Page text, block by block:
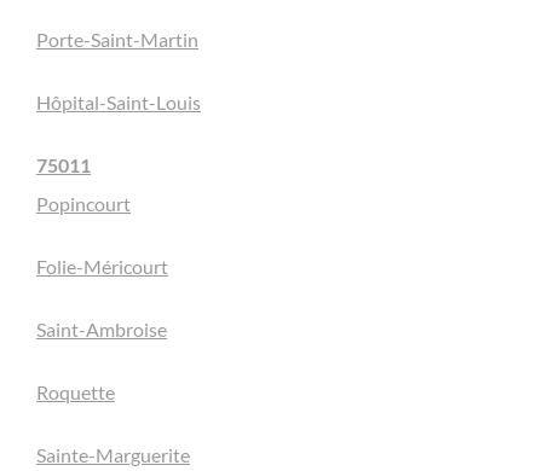
Porte-Saint-Martin
Hôpital-Saint-Louis
75011
Popincourt
Folie-Méricourt
Saint-Ambroise
Roquette
Sainte-Marguerite